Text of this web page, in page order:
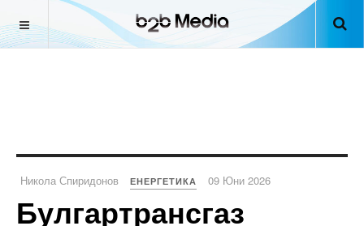
Никола Спиридонов ЕНЕРГЕТИКА 09 Юни 2026
Булгартрансгаз